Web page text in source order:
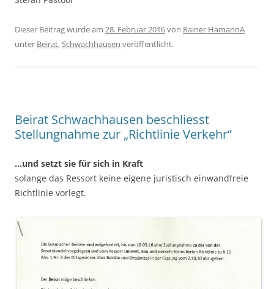
Dieser Beitrag wurde am 28. Februar 2016von Rainer HamannA
unter Beirat,Schwachhausen veröffentlicht.
Beirat Schwachhausen beschliesst
Stellungnahme zur „Richtlinie Verkehr“
…und setzt sie für sich in Kraft
solange das Ressort keine eigene juristisch einwandfreie
Richtlinie vorlegt.